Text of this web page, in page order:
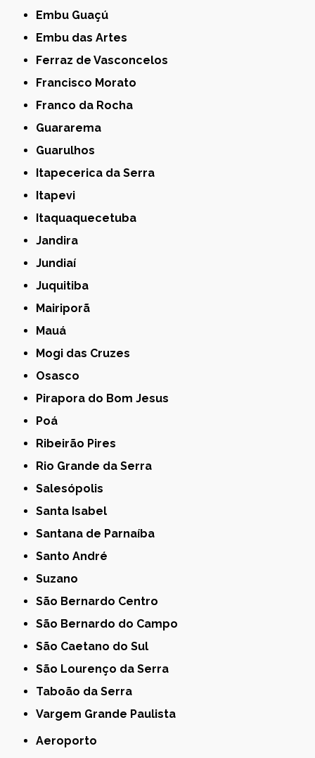
Embu Guaçú
Embu das Artes
Ferraz de Vasconcelos
Francisco Morato
Franco da Rocha
Guararema
Guarulhos
Itapecerica da Serra
Itapevi
Itaquaquecetuba
Jandira
Jundiaí
Juquitiba
Mairiporã
Mauá
Mogi das Cruzes
Osasco
Pirapora do Bom Jesus
Poá
Ribeirão Pires
Rio Grande da Serra
Salesópolis
Santa Isabel
Santana de Parnaíba
Santo André
Suzano
São Bernardo Centro
São Bernardo do Campo
São Caetano do Sul
São Lourenço da Serra
Taboão da Serra
Vargem Grande Paulista
Aeroporto